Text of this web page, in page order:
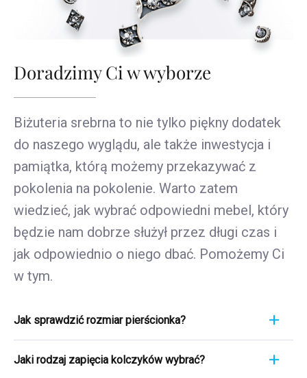
Doradzimy Ci w wyborze
Biżuteria srebrna to nie tylko piękny dodatek
do naszego wyglądu, ale także inwestycja i
pamiątka, którą możemy przekazywać z
pokolenia na pokolenie. Warto zatem
wiedzieć, jak wybrać odpowiedni mebel, który
będzie nam dobrze służył przez długi czas i
jak odpowiednio o niego dbać. Pomożemy Ci
w tym.
Jak sprawdzić rozmiar pierścionka?
poznać jego rozmiar, weź linijkę i przyłóż ją
Jaki rodzaj zapięcia kolczyków wybrać?